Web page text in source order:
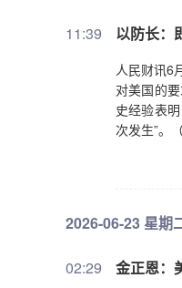
11:39 以防长：
人民财讯6
对美国的
史经验表
次发生”。
2026-06-23 星期
02:29 金正恩：